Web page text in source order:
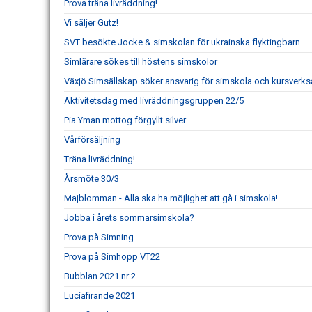
Prova träna livräddning!
Vi säljer Gutz!
SVT besökte Jocke & simskolan för ukrainska flyktingbarn
Simlärare sökes till höstens simskolor
Växjö Simsällskap söker ansvarig för simskola och
Aktivitetsdag med livräddningsgruppen 22/5
Pia Yman mottog förgyllt silver
Vårförsäljning
Träna livräddning!
Årsmöte 30/3
Majblomman - Alla ska ha möjlighet att gå i simskola!
Jobba i årets sommarsimskola?
Prova på Simning
Prova på Simhopp VT22
Bubblan 2021 nr 2
Luciafirande 2021